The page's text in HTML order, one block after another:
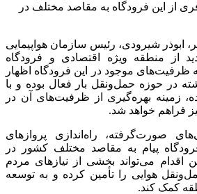
این فرودگاه به مقاصد مختلف در
شیرودی، رئیس سازمان هواپیمایی
منطقه ویژه اقتصادی و فرودگاه
موجود در این فرودگاه اظهار
حوزه حمل‌ونقل بار فعال بوده و با
زمینه بهره‌گیری از ظرفیت‌های آن در
خواهد شد.
صورت‌گرفته، راه‌اندازی پروازهای
پیام به مقاصد مختلف کشور در
می‌تواند بخشی از نیازهای مردم
هوایی را تأمین کرده و به توسعه
کمک کند.